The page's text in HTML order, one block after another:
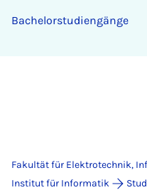
Ba­che­lor­stu­dien­gän­ge
Fakultät für Elektrotechnik,
Institut für Informatik